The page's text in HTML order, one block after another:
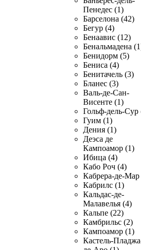
Пенедес (1)
Барселона (42)
Бегур (4)
Бенаавис (12)
Бенальмадена
Бенидорм (5)
Бениса (4)
Бенитачель (3)
Бланес (3)
Валь-де-Сан-
Висенте (1)
Гольф-дель-Сур
Гуим (1)
Дения (1)
Деэса де
Кампоамор (1)
Ибица (4)
Кабо Роч (4)
Кабрера-де-Мар
Кабрилс (1)
Кальдас-де-
Малавелья (4)
Кальпе (22)
Камбрильс (2)
Кампоамор (1)
Кастель-